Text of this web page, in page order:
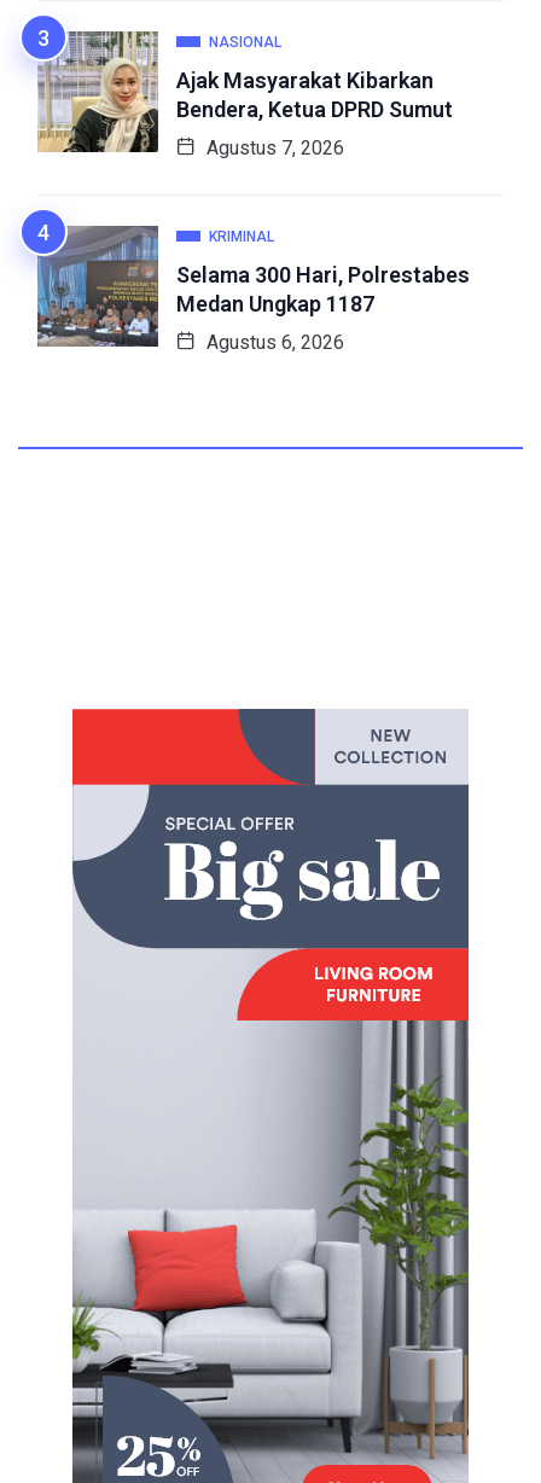
NASIONAL
Ajak Masyarakat Kibarkan
Bendera, Ketua DPRD Sumut
Agustus 7, 2026
KRIMINAL
Selama 300 Hari, Polrestabes
Medan Ungkap 1187
Agustus 6, 2026